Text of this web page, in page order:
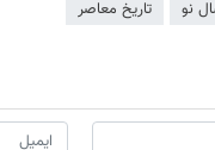
نو تاریخ معاصر